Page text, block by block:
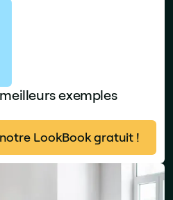
exemples
LookBook gratuit !